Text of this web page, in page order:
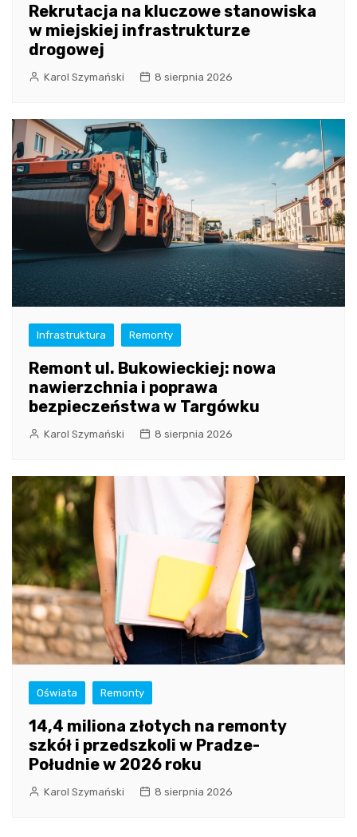
Rekrutacja na kluczowe stanowiska
w miejskiej infrastrukturze
drogowej
Karol Szymański 8 sierpnia 2026
Infrastruktura Remonty
Remont ul. Bukowieckiej: nowa
nawierzchnia i poprawa
bezpieczeństwa w Targówku
Karol Szymański 8 sierpnia 2026
Oświata Remonty
14,4 miliona złotych na remonty
szkół i przedszkoli w Pradze-
Południe w 2026 roku
Karol Szymański 8 sierpnia 2026